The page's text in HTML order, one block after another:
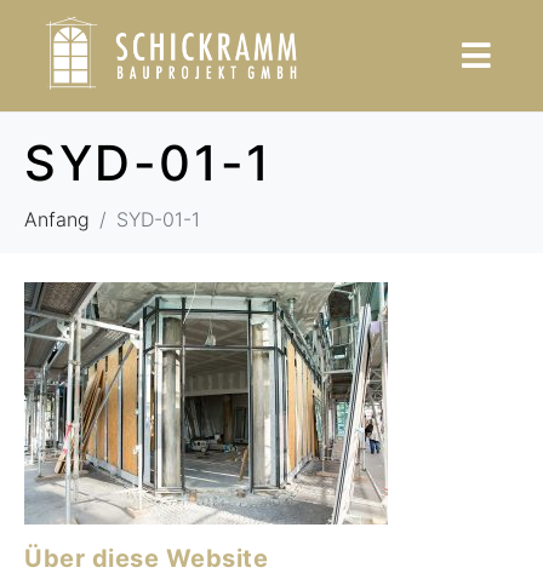
SYD-01-1
Anfang SYD-01-1
Über diese Website